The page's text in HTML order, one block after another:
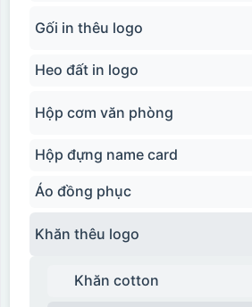
Gối in thêu logo
Heo đất in logo
Hộp cơm văn phòng
Hộp đựng name card
Áo đồng phục
Khăn thêu logo
Khăn cotton